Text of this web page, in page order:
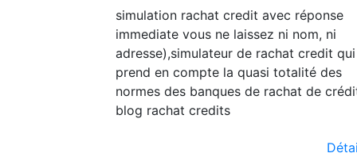
simulation rachat credit avec réponse
immediate vous ne laissez ni nom, ni
adresse),simulateur de rachat credit qui
prend en compte la quasi totalité des
normes des banques de rachat de
blog rachat credits